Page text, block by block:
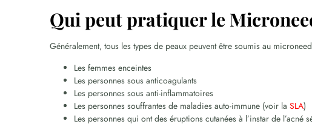
Qui peut pratiquer le
Généralement, tous les types de peaux peuvent être soumis au
Les femmes enceintes
Les personnes sous anticoagulants
Les personnes sous anti-inflammatoires
Les personnes souffrantes de maladies auto-immune (voir laSLA)
Les personnes qui ont des éruptions cutanées à l’instar de l’acné